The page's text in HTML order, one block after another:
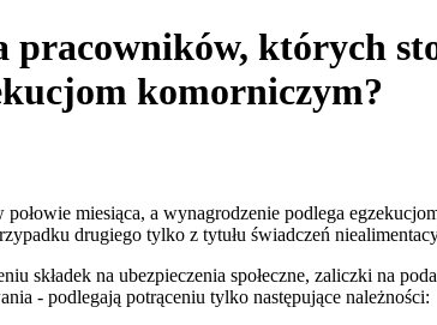
których
komorniczym?
miesiąca, a wynagrodzenie podlega
drugiego tylko z tytułu świadczeń
składek na ubezpieczenia społeczne, zaliczki na
- podlegają potrąceniu tylko następujące należności: